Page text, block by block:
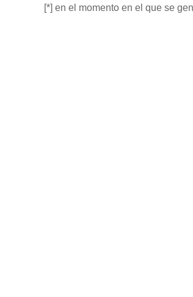
[*] en el momento en el que se